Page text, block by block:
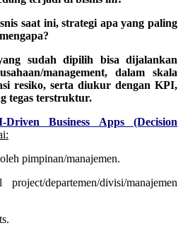
saat ini, strategi apa yang paling
sudah dipilih bisa dijalankan
management, dalam skala
resiko, serta diukur dengan KPI,
tegas terstruktur.
Driven Business Apps (Decision
pimpinan/manajemen.
departemen/divisi/manajemen